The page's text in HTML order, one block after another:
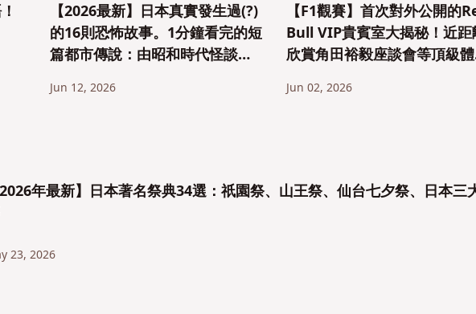
【2026最新】日本真實發生過(?)
的16則恐怖故事。1分鐘看完的短
篇都市傳說：由昭和時代怪談到
Jun 12, 2026
【F1觀賽】首次對外公開的
Bull VIP貴賓室大揭秘！近距
欣賞角田裕毅座談會等頂級
Jun 02, 2026
2026年最新】日本著名祭典34選：祇園祭、山王祭、仙台七夕祭、日本三
23, 2026